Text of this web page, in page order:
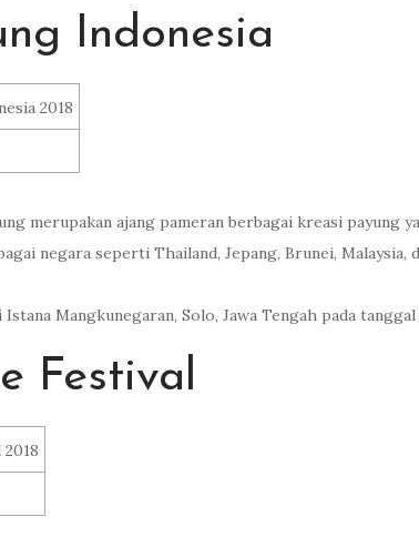
Indonesia
merupakan ajang pameran berbagai kreasi payung
negara seperti Thailand, Jepang, Brunei,
Mangkunegaran, Solo, Jawa Tengah pada
Festival